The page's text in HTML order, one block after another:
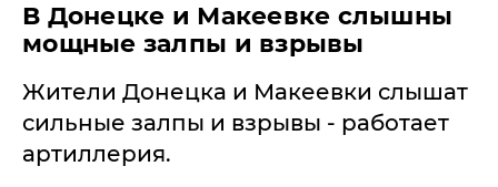
В Донецке и Макеевке слышны
мощные залпы и взрывы
Жители Донецка и Макеевки слышат
сильные залпы и взрывы - работает
артиллерия.